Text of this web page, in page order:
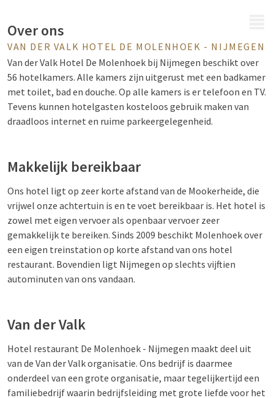
Over ons
VAN DER VALK HOTEL DE MOLENHOEK - NIJMEGEN
Van der Valk Hotel De Molenhoek bij Nijmegen beschikt over
56 hotelkamers. Alle kamers zijn uitgerust met een badkamer
met toilet, bad en douche. Op alle kamers is er telefoon en TV.
Tevens kunnen hotelgasten kosteloos gebruik maken van
draadloos internet en ruime parkeergelegenheid.
Makkelijk bereikbaar
Ons hotel ligt op zeer korte afstand van de Mookerheide, die
vrijwel onze achtertuin is en te voet bereikbaar is. Het hotel is
zowel met eigen vervoer als openbaar vervoer zeer
gemakkelijk te bereiken. Sinds 2009 beschikt Molenhoek over
een eigen treinstation op korte afstand van ons hotel
restaurant. Bovendien ligt Nijmegen op slechts vijftien
autominuten van ons vandaan.
Van der Valk
Hotel restaurant De Molenhoek - Nijmegen maakt deel uit
van de Van der Valk organisatie. Ons bedrijf is daarmee
onderdeel van een grote organisatie, maar tegelijkertijd een
familiebedrijf waarin bedrijfsleiding met grote liefde voor het